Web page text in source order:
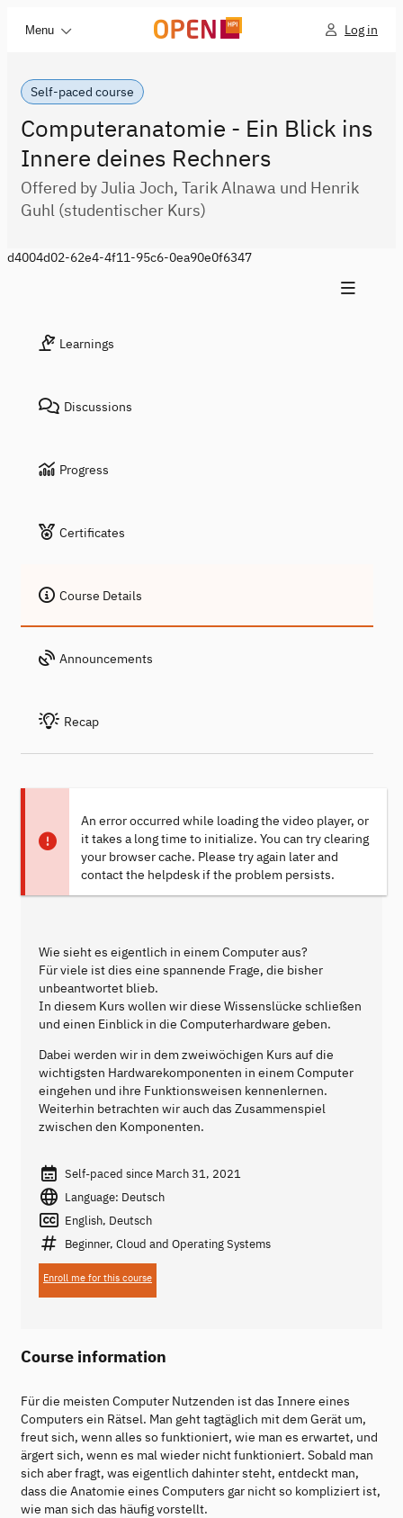
Menu Log in
Self-paced course
Computeranatomie - Ein Blick ins
Innere deines Rechners
Offered by Julia Joch, Tarik Alnawa und Henrik
Guhl (studentischer Kurs)
d4004d02-62e4-4f11-95c6-0ea90e0f6347
Learnings
Discussions
Progress
Certificates
Course Details
Announcements
Recap
An error occurred while loading the video player, or
it takes a long time to initialize. You can try clearing
your browser cache. Please try again later and
contact the helpdesk if the problem persists.
Wie sieht es eigentlich in einem Computer aus?
Für viele ist dies eine spannende Frage, die bisher
unbeantwortet blieb.
In diesem Kurs wollen wir diese Wissenslücke schließen
und einen Einblick in die Computerhardware geben.
Dabei werden wir in dem zweiwöchigen Kurs auf die
wichtigsten Hardwarekomponenten in einem Computer
eingehen und ihre Funktionsweisen kennenlernen.
Weiterhin betrachten wir auch das Zusammenspiel
zwischen den Komponenten.
Self-paced since March 31, 2021
Language: Deutsch
English, Deutsch
Beginner, Cloud and Operating Systems
Enroll me for this course
Course information
Für die meisten Computer Nutzenden ist das Innere eines
Computers ein Rätsel. Man geht tagtäglich mit dem Gerät um,
freut sich, wenn alles so funktioniert, wie man es erwartet, und
ärgert sich, wenn es mal wieder nicht funktioniert. Sobald man
sich aber fragt, was eigentlich dahinter steht, entdeckt man,
dass die Anatomie eines Computers gar nicht so kompliziert ist,
wie man sich das häufig vorstellt.